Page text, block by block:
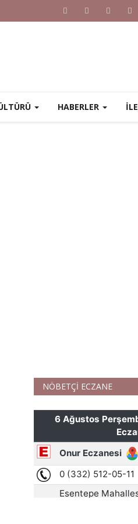
HABERLER
NÖBETÇİ ECZANE